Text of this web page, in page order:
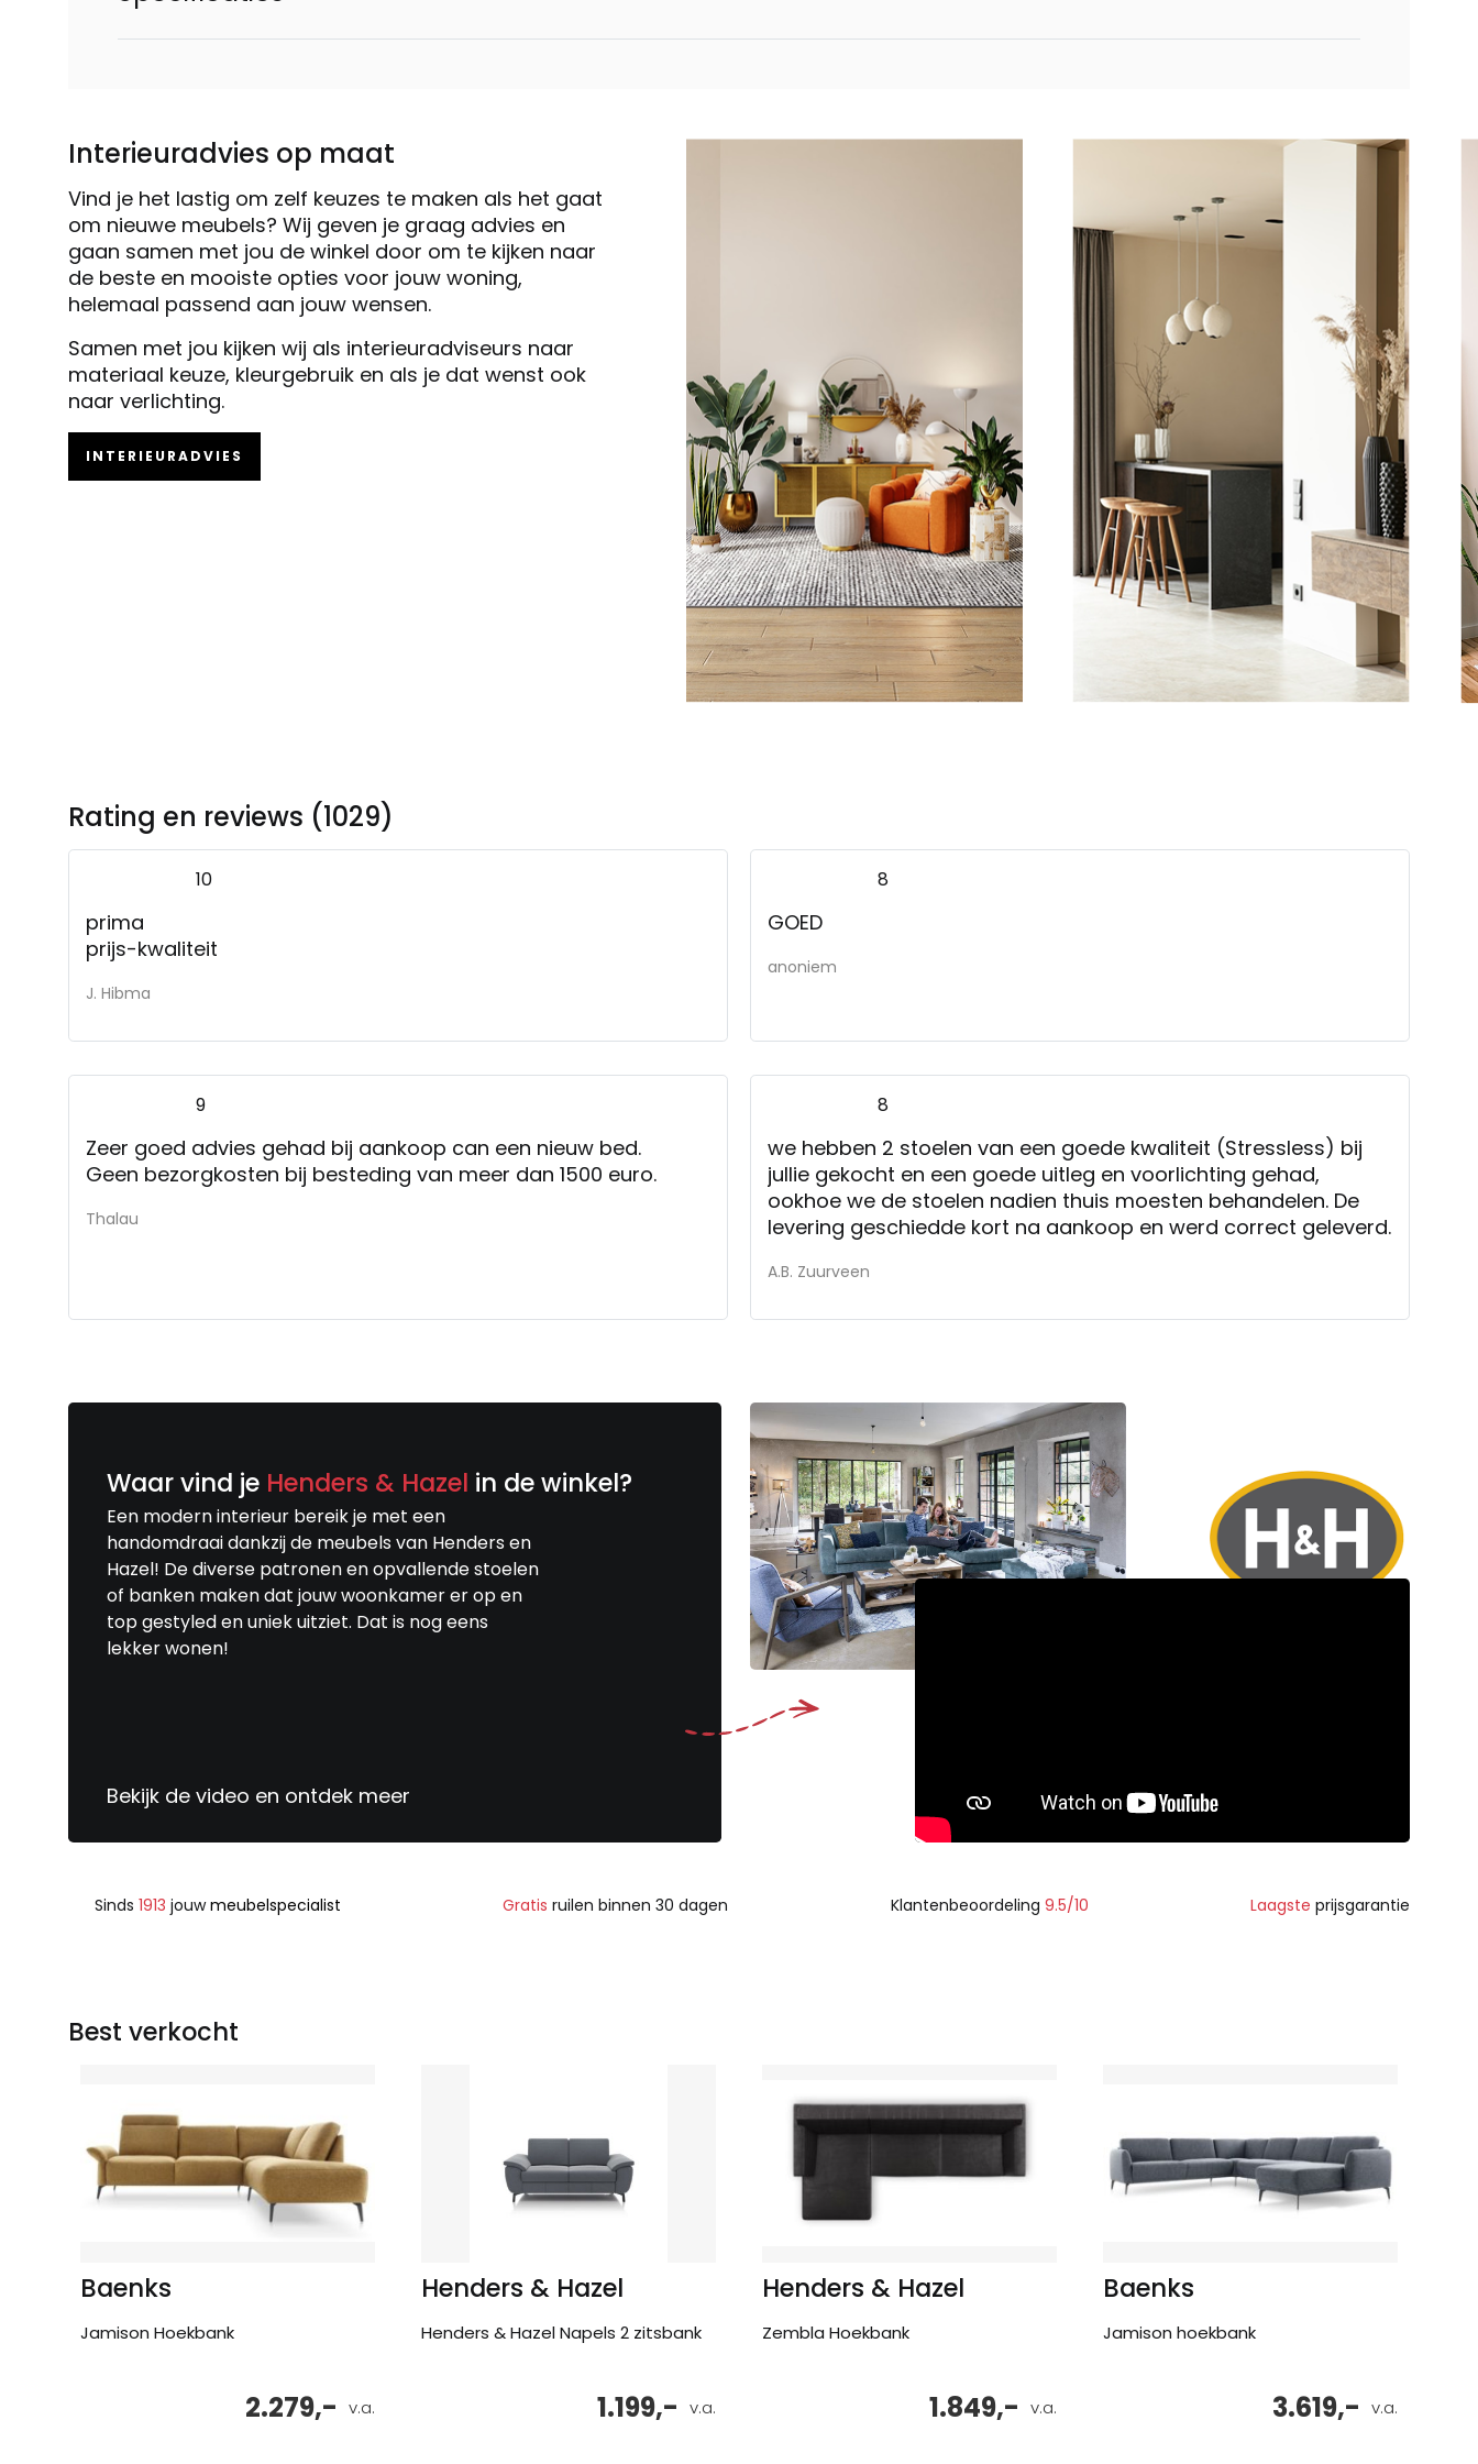
MURCIA LC L+2.5+OTT BIG R ENZO
MURCIA 2.5 R + LC LINKS ENZO
MURCIA 2.5 L + LC RECHTS ENZO
Murcia, 2-zits
Murcia, poef/hocker
Murcia, poef/hocker ovaal
Murcia, 1.5-zits
Murcia, 2.5-zits
Murcia, divan links
Murcia, divan rechts
Interieuradvies op maat
Vind je het lastig om zelf keuzes te maken als het gaat
om nieuwe meubels? Wij geven je graag advies en
gaan samen met jou de winkel door om te kijken naar
de beste en mooiste opties voor jouw woning,
helemaal passend aan jouw wensen.
Samen met jou kijken wij als interieuradviseurs naar
materiaal keuze, kleurgebruik en als je dat wenst ook
naar verlichting.
INTERIEURADVIES
Rating en reviews (1029)
10
prima
prijs-kwaliteit
J. Hibma
8
GOED
anoniem
9
Zeer goed advies gehad bij aankoop can een nieuw bed.
Geen bezorgkosten bij besteding van meer dan 1500 euro.
Thalau
8
we hebben 2 stoelen van een goede kwaliteit (Stressless) bij
jullie gekocht en een goede uitleg en voorlichting gehad,
ookhoe we de stoelen nadien thuis moesten behandelen. De
levering geschiedde kort na aankoop en werd correct geleverd.
A.B. Zuurveen
Waar vind je Henders & Hazel in de winkel?
Een modern interieur bereik je met een
handomdraai dankzij de meubels van Henders en
Hazel! De diverse patronen en opvallende stoelen
of banken maken dat jouw woonkamer er op en
top gestyled en uniek uitziet. Dat is nog eens
lekker wonen!
Bekijk de video en ontdek meer
Sinds 1913 jouwmeubelspecialist Gratis ruilen binnen 30 dagen Klantenbeoordeling 9.5/10 Laagste prijsgarantie
Best verkocht
Baenks
Jamison Hoekbank
v.a.
2.279,-
Henders & Hazel
Henders & Hazel Napels 2 zitsbank
v.a.
1.199,-
Henders & Hazel
Zembla Hoekbank
v.a.
1.849,-
Baenks
Jamison hoekbank
v.a.
3.619,-